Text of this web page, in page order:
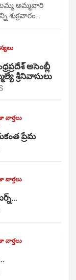
అమ్మవారి
శుక్రవారం…
అసెంబ్లీ
శ్రీనివాసులు
వార్తలు
ప్రేమ
వార్తలు
వార్తలు